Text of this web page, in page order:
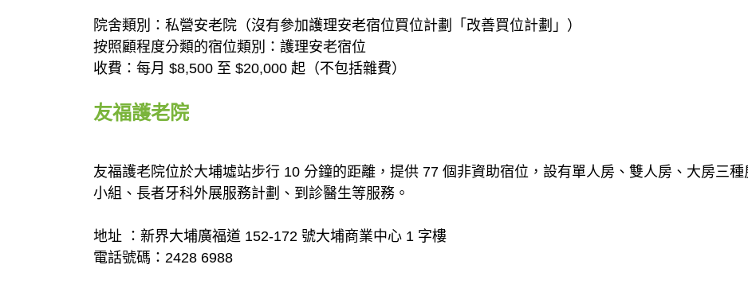
院舍類別：私營安老院（沒有參加護理安老宿位買位計劃「改善買位計劃」）
按照顧程度分類的宿位類別：護理安老宿位
收費：每月 $8,500 至 $20,000 起（不包括雜費）
友福護老院
友福護老院位於大埔墟站步行 10 分鐘的距離，提供 77 個非資助宿位，設有單人房、雙人房、大房三
小組、長者牙科外展服務計劃、到診醫生等服務。
地址 ：新界大埔廣福道 152-172 號大埔商業中心 1 字樓
電話號碼：2428 6988